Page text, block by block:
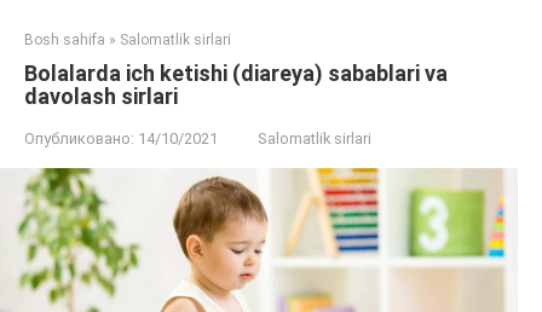
Bosh sahifa » Salomatlik sirlari
Bolalarda ich ketishi (diareya) sabablari va
davolash sirlari
Опубликовано: 14/10/2021 Salomatlik sirlari